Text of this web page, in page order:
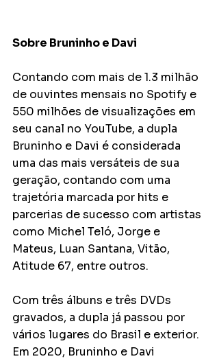
Sobre Bruninho e Davi
Contando com mais de 1.3 milhão
de ouvintes mensais no Spotify e
550 milhões de visualizações em
seu canal no YouTube, a dupla
Bruninho e Davi é considerada
uma das mais versáteis de sua
geração, contando com uma
trajetória marcada por hits e
parcerias de sucesso com artistas
como Michel Teló, Jorge e
Mateus, Luan Santana, Vitão,
Atitude 67, entre outros.
Com três álbuns e três DVDs
gravados, a dupla já passou por
vários lugares do Brasil e exterior.
Em 2020, Bruninho e Davi